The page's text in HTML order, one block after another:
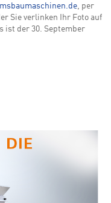
, per
Sie verlinken Ihr Foto auf
ist der 30. September